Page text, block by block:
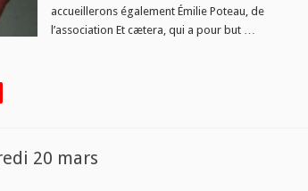
accueillerons également Émilie Poteau, de
l’association Et cætera, qui a pour but …
20 mars